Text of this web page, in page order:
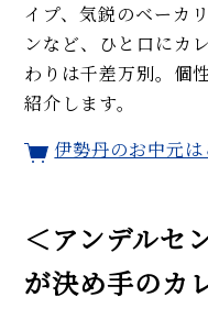
イプ、気鋭のベーカ
ンなど、ひと口にカ
わりは千差万別。個
紹介します。
伊勢丹のお中元
＜アンデルセ
が決め手のカ